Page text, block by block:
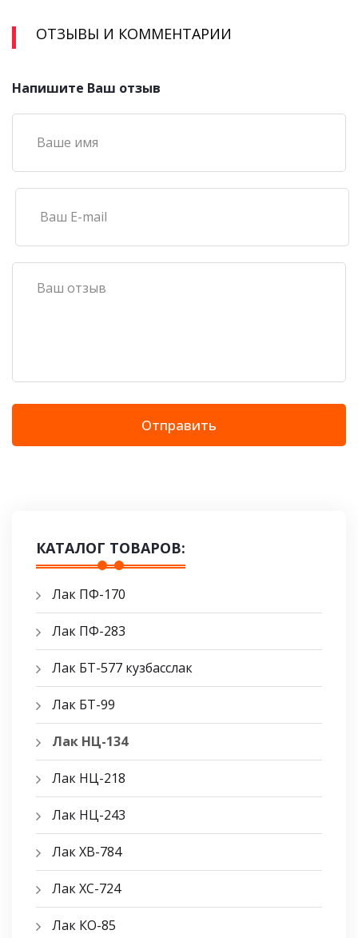
ОТЗЫВЫ И КОММЕНТАРИИ
Напишите Ваш отзыв
Отправить
КАТАЛОГ ТОВАРОВ:
Лак ПФ-170
Лак ПФ-283
Лак БТ-577 кузбасслак
Лак БТ-99
Лак НЦ-134
Лак НЦ-218
Лак НЦ-243
Лак ХВ-784
Лак ХС-724
Лак КО-85